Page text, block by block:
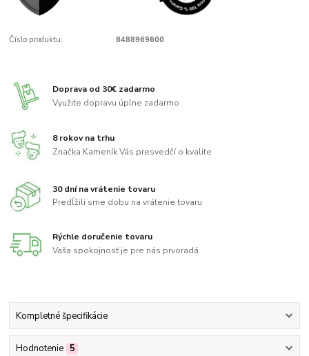
Číslo produktu: 8488969600
Doprava od 30€ zadarmo
Využite dopravu úplne zadarmo
8 rokov na trhu
Značka Kameník Vás presvedčí o kvalite
30 dní na vrátenie tovaru
Predĺžili sme dobu na vrátenie tovaru
Rýchle doručenie tovaru
Vaša spokojnosť je pre nás prvoradá
Kompletné špecifikácie
Hodnotenie 5